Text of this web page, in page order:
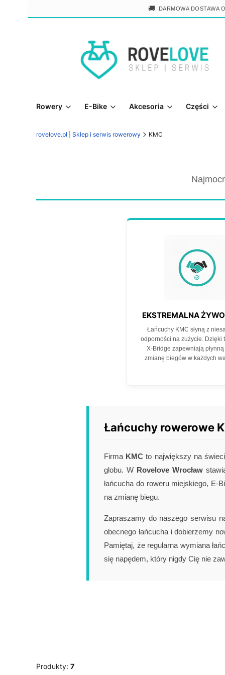
🚚 DARMOWA DOSTAWA
Rowery E-Bike Akcesoria Części
rovelove.pl | Sklep i serwis rowerowy KMC
EKSTREMALNA
Łańcuchy KMC słyną z
odporności na zużycie. Dzięki
X-Bridge zapewniają
zmianę biegów w każdych
Łańcuchy rowerowe
Firma KMC to największy na
globu. W Rovelove Wrocław
łańcucha do roweru miejskiego,
na zmianę biegu.
Zapraszamy do naszego serwisu
obecnego łańcucha i dobierzemy
Pamiętaj, że regularna wymiana
się napędem, który nigdy Cię nie
Produkty: 7